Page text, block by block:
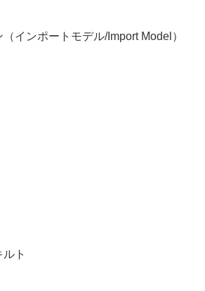
インポートモデル/Import Model）
ト